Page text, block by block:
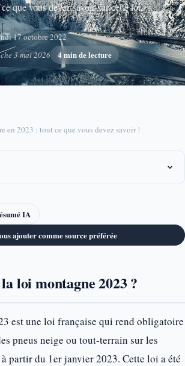
que vous devez savoir sur cette loi.
17 octobre 2022
3 mai 2026
4 min de lecture
en 2023 : tout ce que vous devez savoir !
IA
ajouter comme source préférée
loi montagne 2023 ?
est une loi française qui rend obligatoire
pneus neige ou tout-terrain sur les
partir du 1er janvier 2023. Cette loi a été